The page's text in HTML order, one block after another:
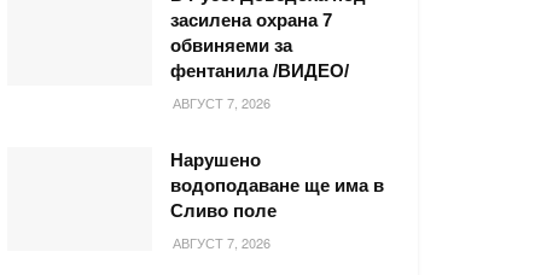
засилена охрана 7
обвиняеми за
фентанила /ВИДЕО/
АВГУСТ 7, 2026
Нарушено
водоподаване ще има в
Сливо поле
АВГУСТ 7, 2026